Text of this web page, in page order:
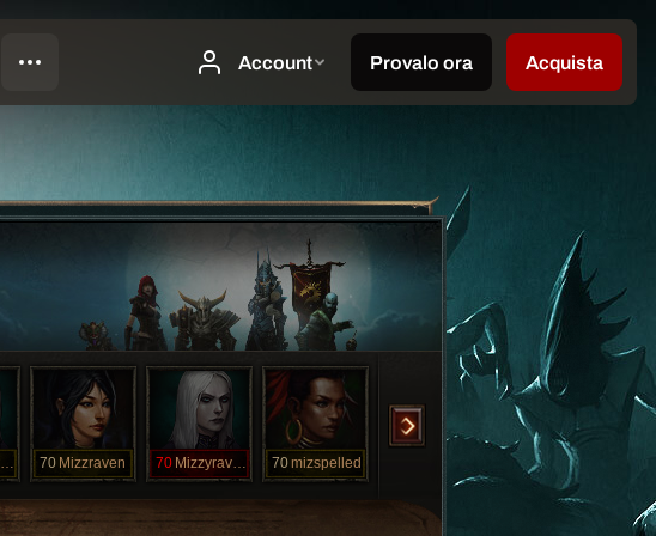
Mizzcraven 70 Mizzraven 70 Mizzyraven 70mizspelled 65 mizzrave